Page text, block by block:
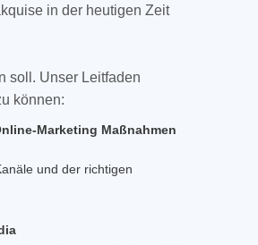
in der heutigen Zeit
soll. Unser Leitfaden
können:
Marketing Maßnahmen
und der richtigen